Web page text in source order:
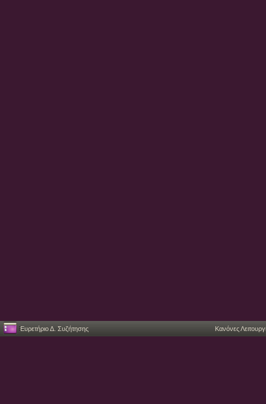
Ευρετήριο Δ. Συζήτησης Κανόνες